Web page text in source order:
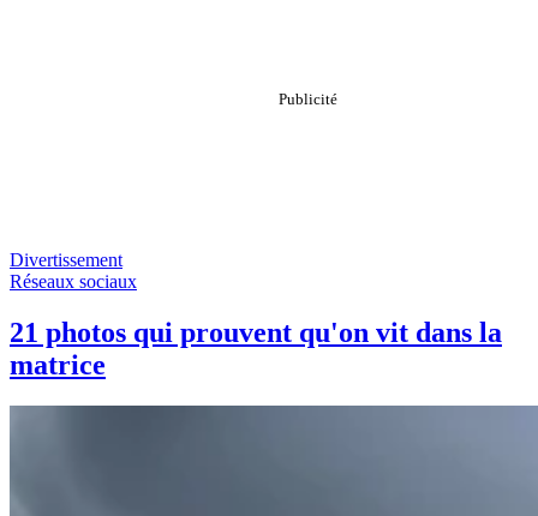
Divertissement
Réseaux sociaux
21 photos qui prouvent qu'on vit dans la
matrice